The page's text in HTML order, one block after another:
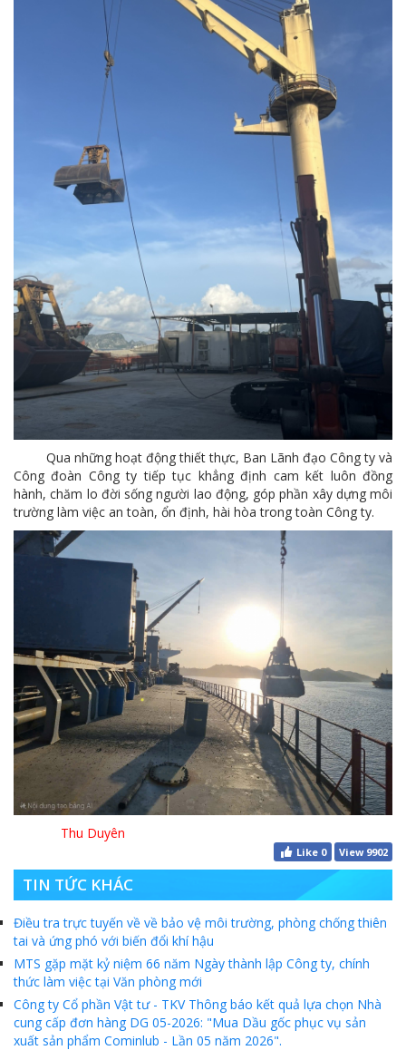
Qua những hoạt động thiết thực, Ban Lãnh đạo Công ty và
Công đoàn Công ty tiếp tục khẳng định cam kết luôn đồng
hành, chăm lo đời sống người lao động, góp phần xây dựng môi
trường làm việc an toàn, ổn định, hài hòa trong toàn Công ty.
Thu Duyên
Like 0 View 9902
TIN TỨC KHÁC
Điều tra trực tuyến về về bảo vệ môi trường, phòng chống thiên
tai và ứng phó với biến đổi khí hậu
MTS gặp mặt kỷ niệm 66 năm Ngày thành lập Công ty, chính
thức làm việc tại Văn phòng mới
Công ty Cổ phần Vật tư - TKV Thông báo kết quả lựa chọn Nhà
cung cấp đơn hàng DG 05-2026: "Mua Dầu gốc phục vụ sản
xuất sản phẩm Cominlub - Lần 05 năm 2026".